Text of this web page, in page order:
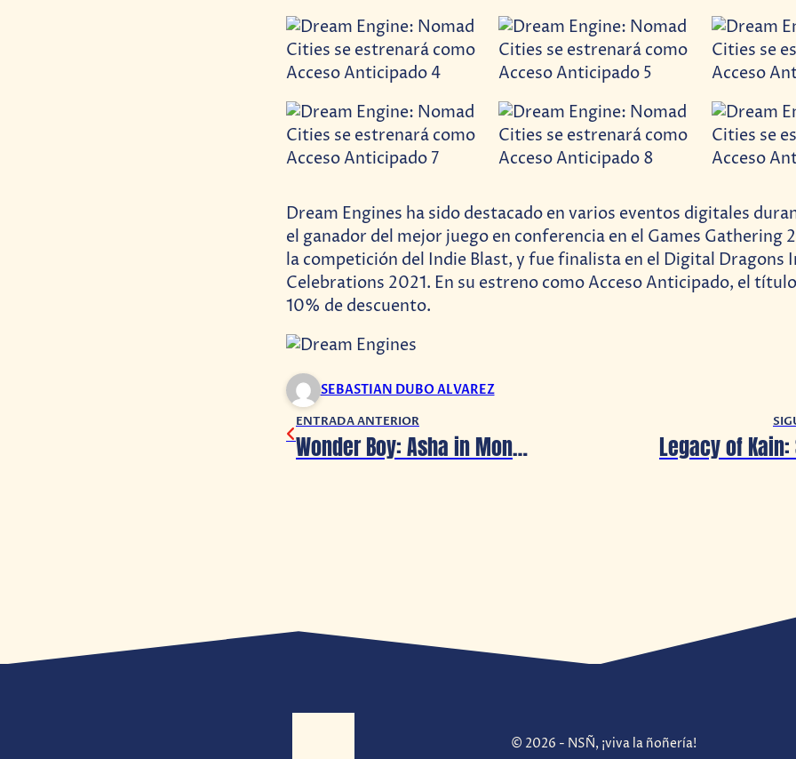
Dream Engines ha sido destacado en varios eventos digitales
el ganador del mejor juego en conferencia en el Games Gathering
la competición del Indie Blast, y fue finalista en el Digital Dragons
Celebrations 2021. En su estreno como Acceso Anticipado, el
10% de descuento.
SEBASTIAN DUBO ALVAREZ
ENTRADA ANTERIOR
Wonder Boy: Asha in Monster World obtendrá su versión de PC este 29 de junio
© 2026 - NSÑ, ¡viva la ñoñería!